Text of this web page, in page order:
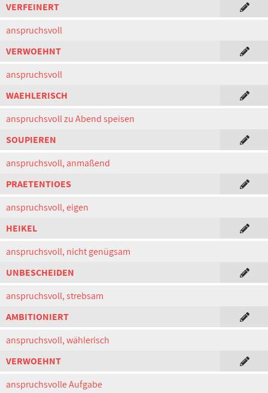
VERFEINERT
anspruchsvoll
VERWOEHNT
anspruchsvoll
WAEHLERISCH
anspruchsvoll zu Abend speisen
SOUPIEREN
anspruchsvoll, anmaßend
PRAETENTIOES
anspruchsvoll, eigen
HEIKEL
anspruchsvoll, nicht genügsam
UNBESCHEIDEN
anspruchsvoll, strebsam
AMBITIONIERT
anspruchsvoll, wählerisch
VERWOEHNT
anspruchsvolle Aufgabe